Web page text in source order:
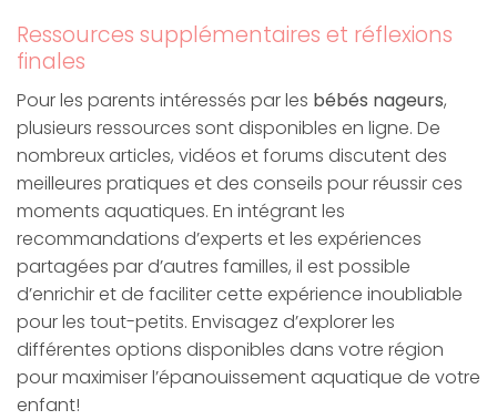
Ressources supplémentaires et réflexions
finales
Pour les parents intéressés par les bébés nageurs,
plusieurs ressources sont disponibles en ligne. De
nombreux articles, vidéos et forums discutent des
meilleures pratiques et des conseils pour réussir ces
moments aquatiques. En intégrant les
recommandations d’experts et les expériences
partagées par d’autres familles, il est possible
d’enrichir et de faciliter cette expérience inoubliable
pour les tout-petits. Envisagez d’explorer les
différentes options disponibles dans votre région
pour maximiser l’épanouissement aquatique de votre
enfant!